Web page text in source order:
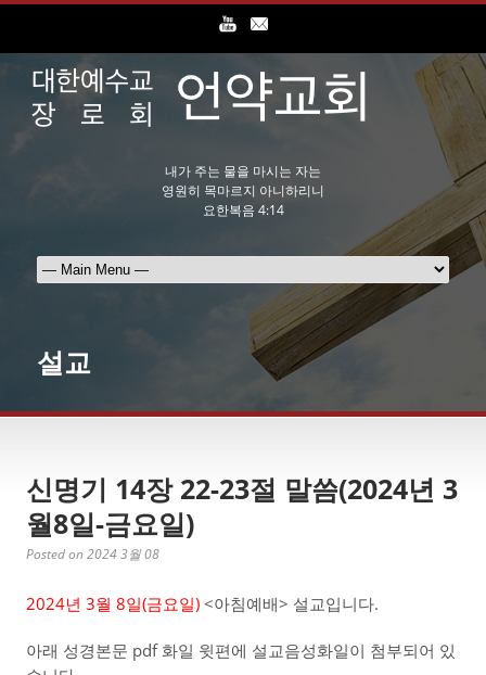
내가 주는 물을 마시는 자는
영원히 목마르지 아니하리니
요한복음 4:14
설교
신명기 14장 22-23절 말씀(2024년 3
월8일-금요일)
Posted on 2024 3월 08
2024년 3월 8일(금요일) <아침예배> 설교입니다.
아래 성경본문 pdf 화일 윗편에 설교음성화일이 첨부되어 있